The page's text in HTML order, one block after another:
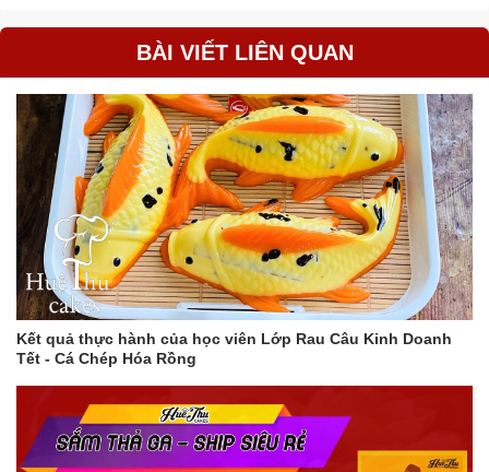
BÀI VIẾT LIÊN QUAN
Kết quả thực hành của học viên Lớp Rau Câu Kinh Doanh
Tết - Cá Chép Hóa Rồng